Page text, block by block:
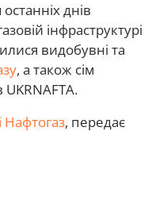
днів
інфраструктурі
видобувні та
, а також сім
Нафтогаз, передає